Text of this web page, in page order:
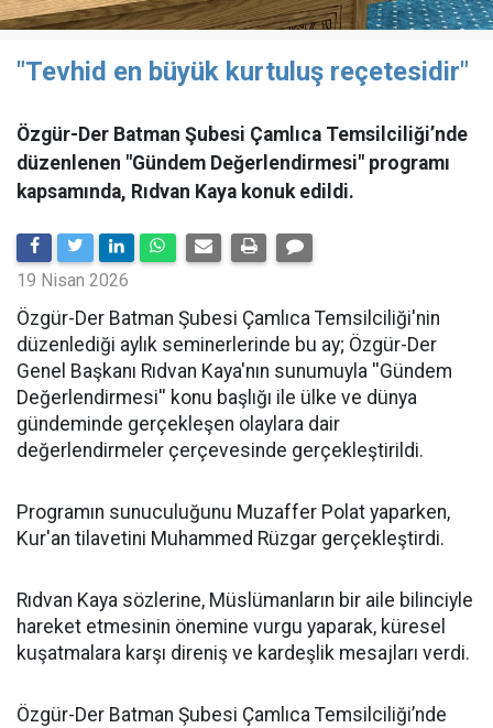
"Tevhid en büyük kurtuluş reçetesidir"
Özgür-Der Batman Şubesi Çamlıca Temsilciliği’nde
düzenlenen "Gündem Değerlendirmesi" programı
kapsamında, Rıdvan Kaya konuk edildi.
19 Nisan 2026
​Özgür-Der Batman Şubesi Çamlıca Temsilciliği'nin
düzenlediği aylık seminerlerinde bu ay; Özgür-Der
Genel Başkanı Rıdvan Kaya'nın sunumuyla ''Gündem
Değerlendirmesi'' konu başlığı ile ülke ve dünya
gündeminde gerçekleşen olaylara dair
değerlendirmeler çerçevesinde gerçekleştirildi.
Programın sunuculuğunu Muzaffer Polat yaparken,
Kur'an tilavetini Muhammed Rüzgar gerçekleştirdi.
Rıdvan Kaya sözlerine, Müslümanların bir aile bilinciyle
hareket etmesinin önemine vurgu yaparak, küresel
kuşatmalara karşı direniş ve kardeşlik mesajları verdi.
Özgür-Der Batman Şubesi Çamlıca Temsilciliği’nde